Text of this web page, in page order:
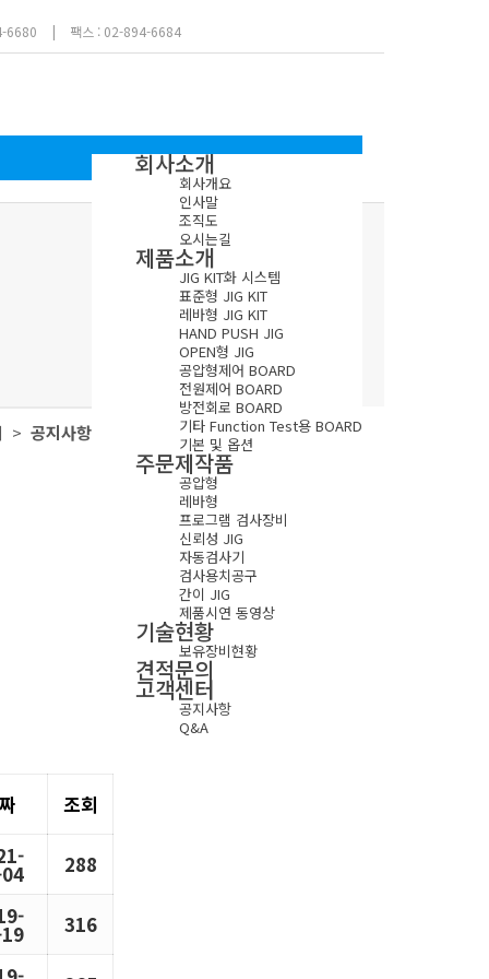
6680 | 팩스 : 02-894-6684
회사소개
회사개요
인사말
조직도
오시는길
제품소개
JIG KIT화 시스템
표준형 JIG KIT
레바형 JIG KIT
HAND PUSH JIG
OPEN형 JIG
공압형제어 BOARD
전원제어 BOARD
방전회로 BOARD
기타 Function Test용 BOARD
기본 및 옵션
주문제작품
공압형
레바형
프로그램 검사장비
신뢰성 JIG
자동검사기
검사용치공구
간이 JIG
제품시연 동영상
기술현황
보유장비현황
견적문의
고객센터
공지사항
Q&A
> 공지사항
조회
288
316